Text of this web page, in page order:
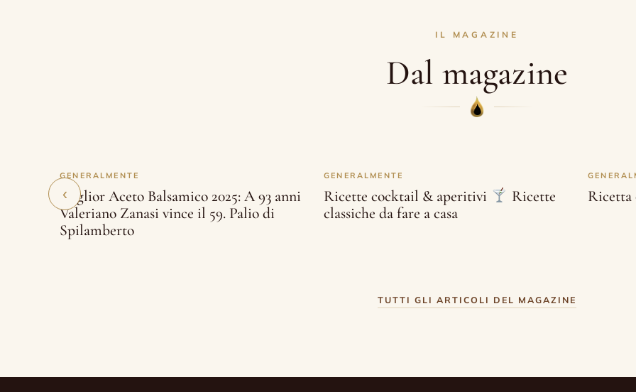
IL MAGAZINE
Dal magazine
‹
GENERALMENTE
Miglior Aceto Balsamico 2025: A 93 anni
Valeriano Zanasi vince il 59. Palio di
Spilamberto
GENERALMENTE
Ricette cocktail & aperitivi
󠄁 Ricette
classiche da fare a casa
Ricetta
TUTTI GLI ARTICOLI DEL MAGAZINE